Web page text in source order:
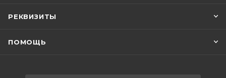
РЕКВИЗИТЫ
ПОМОЩЬ